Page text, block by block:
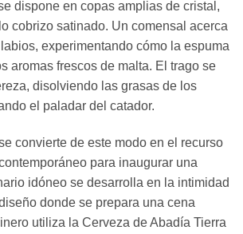
dispone en copas amplias de cristal,
cobrizo satinado. Un comensal acerca
experimentando cómo la espuma
aromas frescos de malta. El trago se
disolviendo las grasas de los
el paladar del catador.
convierte de este modo en el recurso
para inaugurar una
idóneo se desarrolla en la intimidad
donde se prepara una cena
utiliza la Cerveza de Abadía Tierra